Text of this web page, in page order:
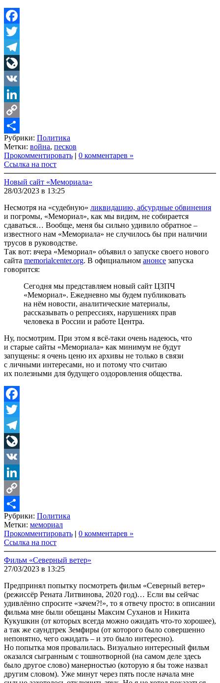
Facebook
Twitter
Telegram
LiveJournal
VK
LinkedIn
Copy
Link
Share
Рубрики: Политика
Метки: война, песков
Прокомментировать | 0 комментарев »
Ссылка на пост
Новый сайт «Мемориала»
28/03/2023 в 13:25
Несмотря на «судебную» ликвидацию, абсурдные обвинения
и погромы, «Мемориал», как мы видим, не собирается
сдаваться… Вообще, меня бы сильно удивило обратное –
известного нам «Мемориала» не случилось бы при наличии
трусов в руководстве.
Так вот: вчера «Мемориал» объявил о запуске своего нового
сайта memorialcenter.org. В официальном анонсе запуска
говорится:
Сегодня мы представляем новый сайт ЦЗПЧ
«Мемориал». Ежедневно мы будем публиковать
на нём новости, аналитические материалы,
рассказывать о репрессиях, нарушениях прав
человека в России и работе Центра.
Ну, посмотрим. При этом я всё-таки очень надеюсь, что
и старые сайты «Мемориала» как минимум не будут
запущены: я очень ценю их архивы не только в связи
с личными интересами, но и потому что считаю
их полезными для будущего оздоровления общества.
Facebook
Twitter
Telegram
LiveJournal
VK
LinkedIn
Copy
Link
Share
Рубрики: Политика
Метки: мемориал
Прокомментировать | 0 комментарев »
Ссылка на пост
Фильм «Северный ветер»
27/03/2023 в 13:25
Предпринял попытку посмотреть фильм «Северный ветер»
(режиссёр Рената Литвинова, 2020 год)… Если вы сейчас
удивлённо спросите «зачем?!», то я отвечу просто: в описании
фильма мне были обещаны Максим Суханов и Никита
Кукушкин (от которых всегда можно ожидать что-то хорошее),
а так же саундтрек Земфиры (от которого было совершенно
непонятно, чего ожидать – и это было интересно).
Но попытка моя провалилась. Визуально интересный фильм
оказался сыгранным с тошнотворной (на самом деле здесь
было другое слово) манерностью (которую я бы тоже назвал
другим словом). Уже минут через пять после начала мне